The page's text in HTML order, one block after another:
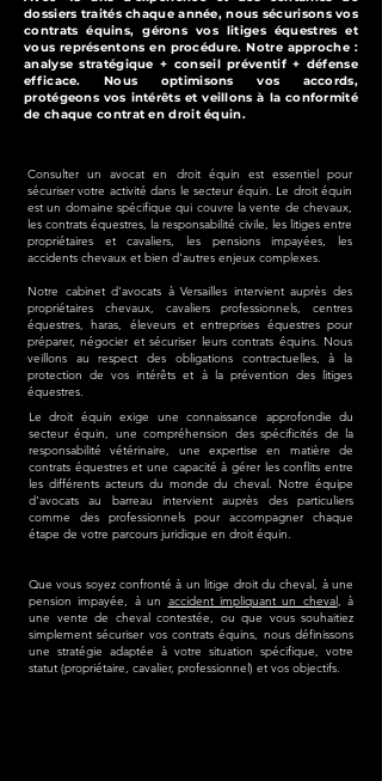
dossiers traités chaque année, nous sécurisons vos
contrats équins, gérons vos litiges équestres et
vous représentons en procédure. Notre approche :
analyse stratégique + conseil préventif + défense
efficace. Nous optimisons vos accords,
protégeons vos intérêts et veillons à la conformité
de chaque contrat en droit équin.
Consulter un avocat en droit équin est essentiel pour
sécuriser votre activité dans le secteur équin. Le droit équin
est un domaine spécifique qui couvre la vente de chevaux,
les contrats équestres, la responsabilité civile, les litiges entre
propriétaires et cavaliers, les pensions impayées, les
accidents chevaux et bien d'autres enjeux complexes.
Notre cabinet d'avocats à Versailles intervient auprès des
propriétaires chevaux, cavaliers professionnels, centres
équestres, haras, éleveurs et entreprises équestres pour
préparer, négocier et sécuriser leurs contrats équins. Nous
veillons au respect des obligations contractuelles, à la
protection de vos intérêts et à la prévention des litiges
équestres.
Le droit équin exige une connaissance approfondie du
secteur équin, une compréhension des spécificités de la
responsabilité vétérinaire, une expertise en matière de
contrats équestres et une capacité à gérer les conflits entre
les différents acteurs du monde du cheval. Notre équipe
d'avocats au barreau intervient auprès des particuliers
comme des professionnels pour accompagner chaque
étape de votre parcours juridique en droit équin.
Que vous soyez confronté à un litige droit du cheval, à une
pension impayée, à un accident impliquant un cheval, à
une vente de cheval contestée, ou que vous souhaitiez
simplement sécuriser vos contrats équins, nous définissons
une stratégie adaptée à votre situation spécifique, votre
statut (propriétaire, cavalier, professionnel) et vos objectifs.